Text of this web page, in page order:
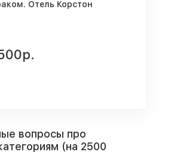
Отель Корстон
вопросы про
(на 2500